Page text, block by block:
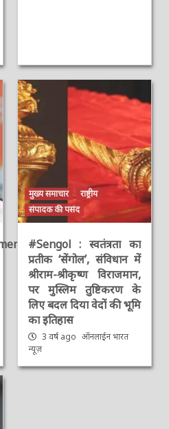
मुख्य समाचार
राष्ट्रीय
संपादक की पसंद
#Sengol : स्वतंत्रता का
प्रतीक ‘सेंगोल’, संविधान में
श्रीराम-श्रीकृष्ण विराजमान,
पर मुस्लिम तुष्टिकरण के
लिए बदल दिया वेदों की भूमि
का इतिहास
3 वर्ष ago ऑनलाईन भारत
न्यूज़